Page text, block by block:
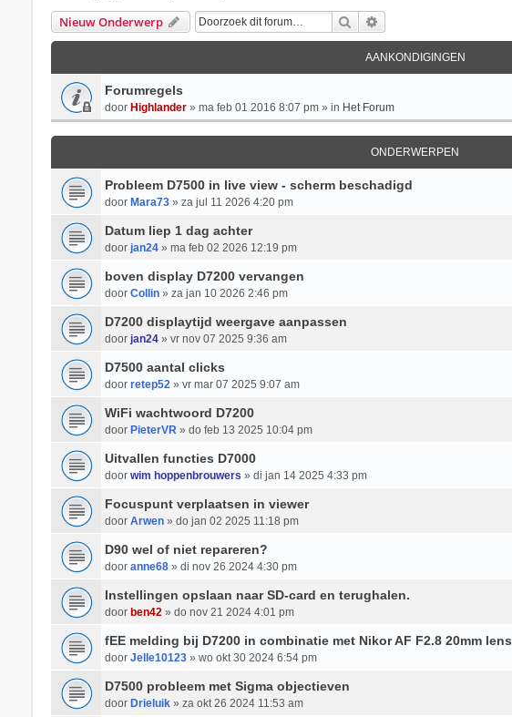
Nieuw Onderwerp Zoek
AANKONDIGINGEN
Forumregels
door Highlander» ma feb 01 2016 8:07 pm » in Het Forum
ONDERWERPEN
Probleem D7500 in live view - scherm beschadigd
door Mara73» za jul 11 2026 4:20 pm
Datum liep 1 dag achter
door jan24» ma feb 02 2026 12:19 pm
boven display D7200 vervangen
door Collin» za jan 10 2026 2:46 pm
D7200 displaytijd weergave aanpassen
door jan24» vr nov 07 2025 9:36 am
D7500 aantal clicks
door retep52» vr mar 07 2025 9:07 am
WiFi wachtwoord D7200
door PieterVR» do feb 13 2025 10:04 pm
Uitvallen functies D7000
door wim hoppenbrouwers » di jan 14 2025 4:33 pm
Focuspunt verplaatsen in viewer
door Arwen» do jan 02 2025 11:18 pm
D90 wel of niet repareren?
door anne68» di nov 26 2024 4:30 pm
Instellingen opslaan naar SD-card en terughalen.
door ben42» do nov 21 2024 4:01 pm
fEE melding bij D7200 in combinatie met Nikor AF F2.8 20mm lens
door Jelle10123» wo okt 30 2024 6:54 pm
D7500 probleem met Sigma objectieven
door Drieluik» za okt 26 2024 11:53 am